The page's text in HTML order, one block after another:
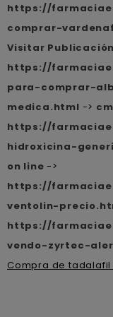
https://
comprar-
Visitar Publicación
https://
para-comprar-
medica.html ->
https://
hidroxicina-
on line ->
https://
ventolin-
https://
vendo-zyrtec-
Compra de